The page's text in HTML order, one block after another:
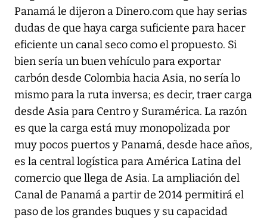
Panamá le dijeron a Dinero.com que hay serias
dudas de que haya carga suficiente para hacer
eficiente un canal seco como el propuesto. Si
bien sería un buen vehículo para exportar
carbón desde Colombia hacia Asia, no sería lo
mismo para la ruta inversa; es decir, traer carga
desde Asia para Centro y Suramérica. La razón
es que la carga está muy monopolizada por
muy pocos puertos y Panamá, desde hace años,
es la central logística para América Latina del
comercio que llega de Asia. La ampliación del
Canal de Panamá a partir de 2014 permitirá el
paso de los grandes buques y su capacidad